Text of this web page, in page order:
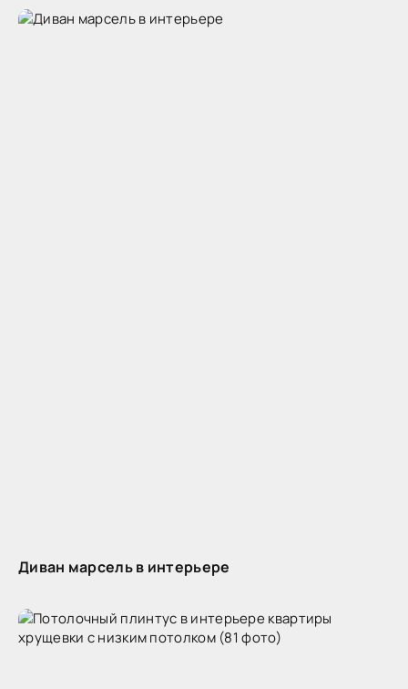
Диван марсель в интерьере